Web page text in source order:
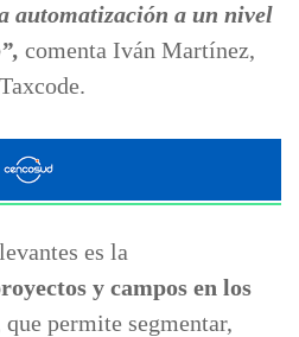
automatización a un nivel
comenta Iván Martínez,
es la
y campos en los
que permite segmentar,